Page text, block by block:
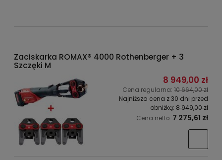
Zaciskarka ROMAX® 4000 Rothenberger + 3
Szczęki M
8 949,00 zł
Cena regularna: 10 664,00 zł
Najniższa cena z 30 dni przed
obniżką: 8 949,00 zł
Cena netto: 7 275,61 zł